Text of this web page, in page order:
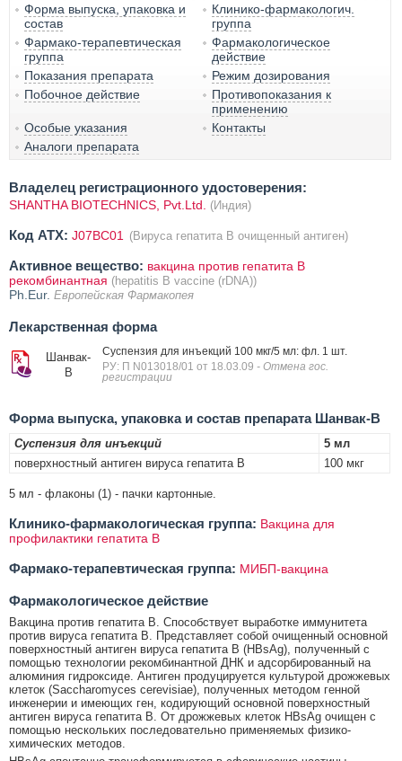
Форма выпуска, упаковка и
состав
Клинико-фармакологич.
группа
Фармако-терапевтическая
группа
Фармакологическое
действие
Показания препарата
Режим дозирования
Побочное действие
Противопоказания к
применению
Особые указания
Контакты
Аналоги препарата
Владелец регистрационного удостоверения:
SHANTHA BIOTECHNICS, Pvt.Ltd. (Индия)
Код ATX: J07BC01 (Вируса гепатита В очищенный антиген)
Активное вещество: вакцина против гепатита B
рекомбинантная (hepatitis B vaccine (rDNA))
Ph.Eur. Европейская Фармакопея
Лекарственная форма
Шанвак-
В
Суспензия для инъекций 100 мкг/5 мл: фл. 1 шт.
РУ: П N013018/01 от 18.03.09 - Отмена гос.
регистрации
Форма выпуска, упаковка и состав препарата Шанвак-В
Суспензия для инъекций
5 мл
поверхностный антиген вируса гепатита В
100 мкг
5 мл - флаконы (1) - пачки картонные.
Клинико-фармакологическая группа: Вакцина для
профилактики гепатита В
Фармако-терапевтическая группа: МИБП-вакцина
Фармакологическое действие
Вакцина против гепатита B. Способствует выработке иммунитета
против вируса гепатита В. Представляет собой очищенный основной
поверхностный антиген вируса гепатита B (HBsAg), полученный с
помощью технологии рекомбинантной ДНК и адсорбированный на
алюминия гидроксиде. Антиген продуцируется культурой дрожжевых
клеток (Saccharomyces cerevisiae), полученных методом генной
инженерии и имеющих ген, кодирующий основной поверхностный
антиген вируса гепатита В. От дрожжевых клеток HBsAg очищен с
помощью нескольких последовательно применяемых физико-
химических методов.